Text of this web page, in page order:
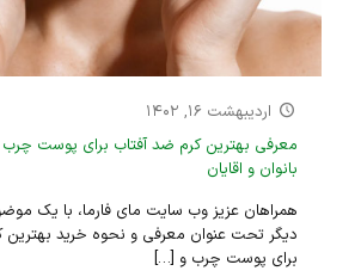
اردیبهشت ۱۶, ۱۴۰۲
معرفی بهترین کرم ضد آفتاب برای پوست
بانوان و اقایان
همراهان عزیز وب سایت مای فارما، با یک
دیگر تحت عنوان معرفی و نحوه خرید بهترین
برای پوست چرب و […]